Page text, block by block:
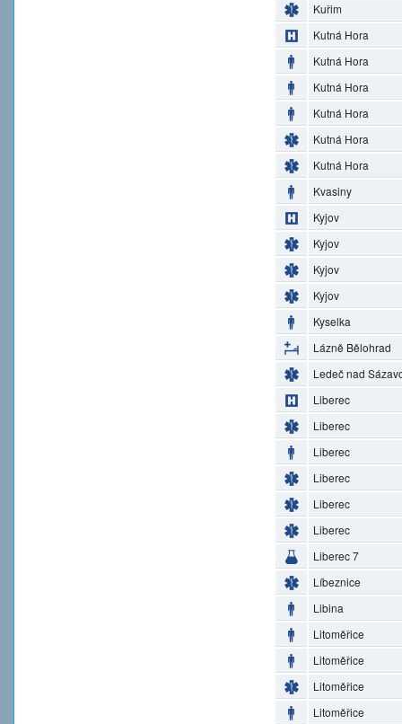
Kuřim
Kutná Hora
Kutná Hora
Kutná Hora
Kutná Hora
Kutná Hora
Kutná Hora
Kvasiny
Kyjov
Kyjov
Kyjov
Kyjov
Kyselka
Lázně Bělohrad
Ledeč nad
Liberec
Liberec
Liberec
Liberec
Liberec
Liberec
Liberec 7
Líbeznice
Libina
Litoměřice
Litoměřice
Litoměřice
Litoměřice